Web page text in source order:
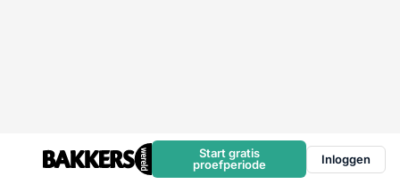
Start gratis
proefperiode
Inloggen